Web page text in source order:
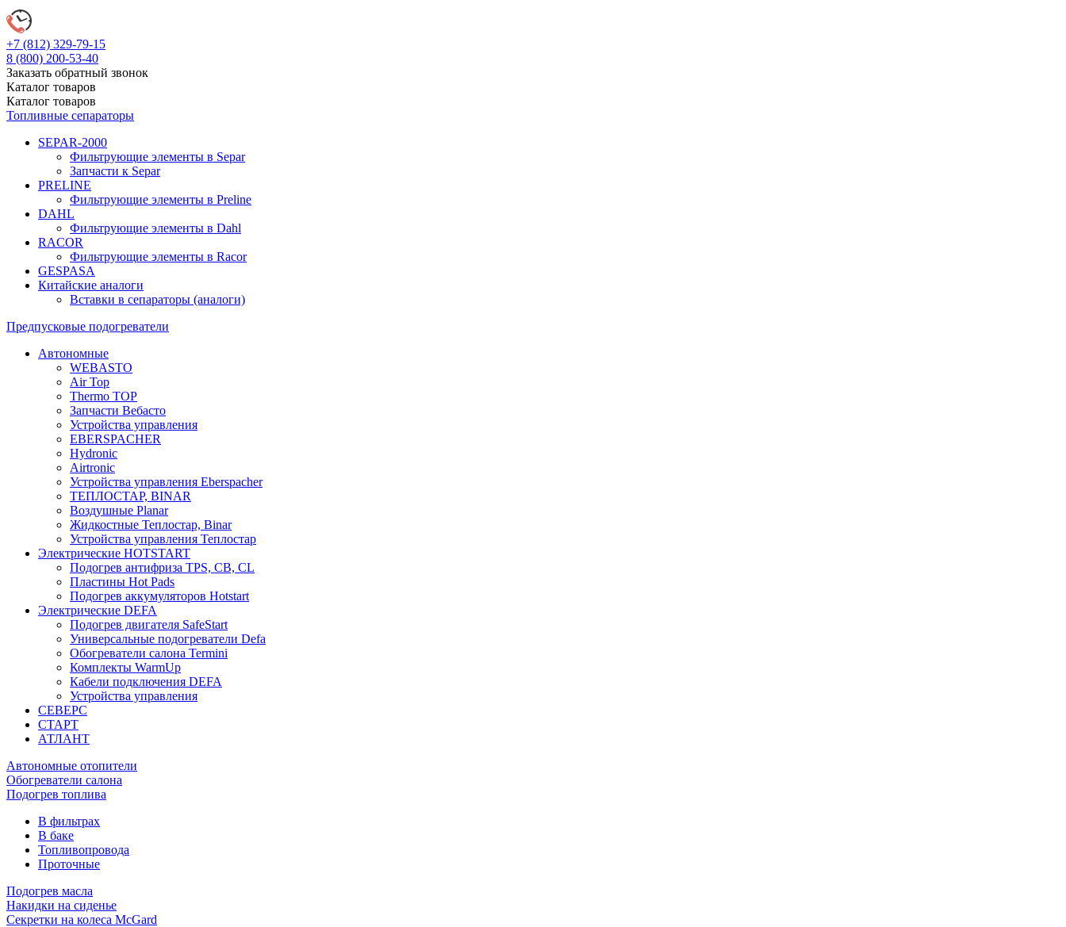
+7 (812) 329-79-15
8 (800) 200-53-40
Заказать обратный звонок
Каталог товаров
Каталог товаров
Топливные сепараторы
SEPAR-2000
Фильтрующие элементы в Separ
Запчасти к Separ
PRELINE
Фильтрующие элементы в Preline
DAHL
Фильтрующие элементы в Dahl
RACOR
Фильтрующие элементы в Racor
GESPASA
Китайские аналоги
Вставки в сепараторы (аналоги)
Предпусковые подогреватели
Автономные
WEBASTO
Air Top
Thermo TOP
Запчасти Вебасто
Устройства управления
EBERSPACHER
Hydronic
Airtronic
Устройства управления Eberspacher
ТЕПЛОСТАР, BINAR
Воздушные Planar
Жидкостные Теплостар, Binar
Устройства управления Теплостар
Электрические HOTSTART
Подогрев антифриза TPS, CB, CL
Пластины Hot Pads
Подогрев аккумуляторов Hotstart
Электрические DEFA
Подогрев двигателя SafeStart
Универсальные подогреватели Defa
Обогреватели салона Termini
Комплекты WarmUp
Кабели подключения DEFA
Устройства управления
СЕВЕРС
СТАРТ
АТЛАНТ
Автономные отопители
Обогреватели салона
Подогрев топлива
В фильтрах
В баке
Топливопровода
Проточные
Подогрев масла
Накидки на сиденье
Секретки на колеса McGard